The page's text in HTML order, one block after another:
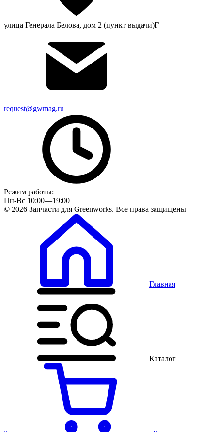
улица Генерала Белова, дом 2 (пункт выдачи)Г
request@gwmag.ru
Режим работы:
Пн-Вс 10:00—19:00
© 2026 Запчасти для Greenworks. Все права защищены
Главная
Каталог